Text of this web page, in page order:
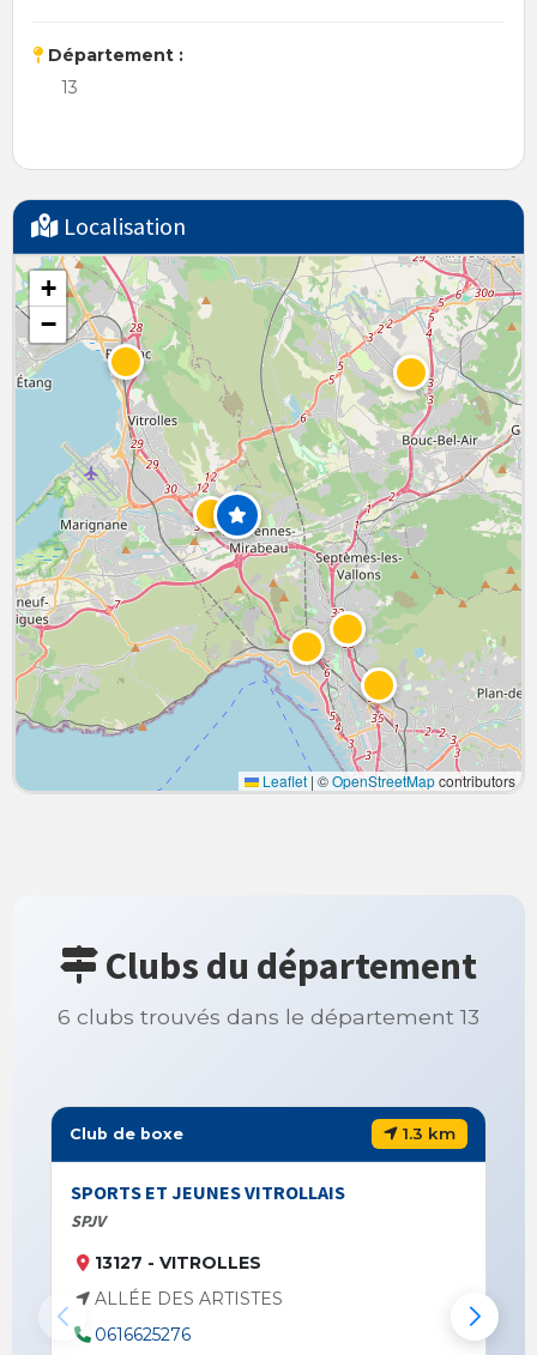
Département :
13
Localisation
+
−
Leaflet | ©OpenStreetMapcontributors
Clubs du département
6 clubs trouvés dans le département 13
Club de boxe 1.3 km
SPORTS ET JEUNES VITROLLAIS
SPJV
13127 - VITROLLES
ALLÉE DES ARTISTES
0616625276